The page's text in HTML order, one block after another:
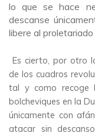
lo que se hace
descanse
libere al
Es cierto, por otro
de los cuadros
tal y como recoge
bolcheviques en la
únicamente con
atacar sin